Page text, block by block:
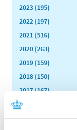
2023 (195)
2022 (197)
2021 (516)
2020 (263)
2019 (159)
2018 (150)
2017 (167)
2016 (167)
2015 (33)